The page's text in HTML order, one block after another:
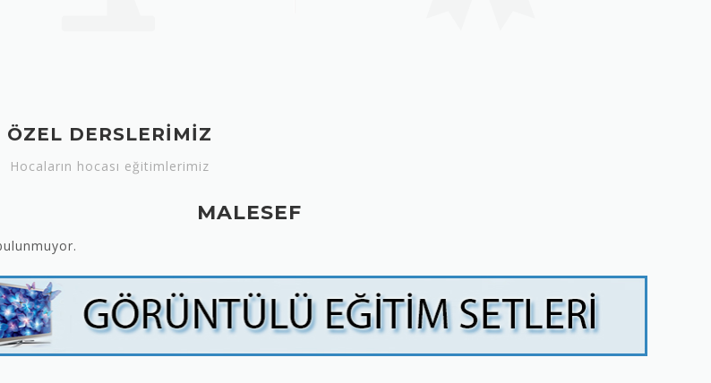
ÖZEL DERSLERİMİZ
Hocaların hocası eğitimlerimiz
MALESEF